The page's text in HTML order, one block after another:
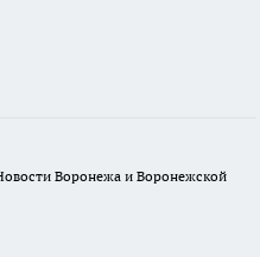
Воронежа и Воронежской